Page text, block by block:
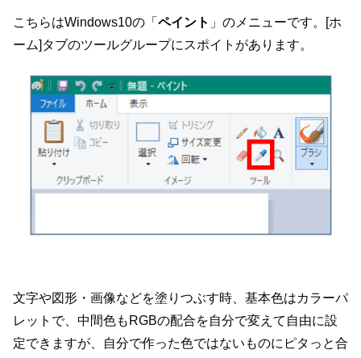
こちらはWindows10の「 ペイント 」のメニューです。[ホ
ーム]タブのツールグループにスポイトがあります。
文字や図形・画像などを塗りつぶす時、基本色はカラーパ
レットで、中間色もRGBの配合を自分で変えて自由に設
定できますが、自分で作った色ではないものにピタっと合